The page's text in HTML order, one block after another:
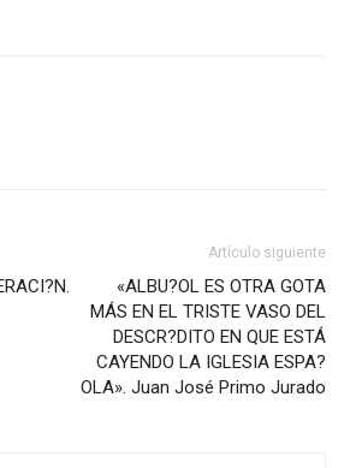
Artículo siguiente
«ALBU?OL ES OTRA GOTA
MÁS EN EL TRISTE VASO DEL
DESCR?DITO EN QUE ESTÁ
CAYENDO LA IGLESIA ESPA?
OLA». Juan José Primo Jurado